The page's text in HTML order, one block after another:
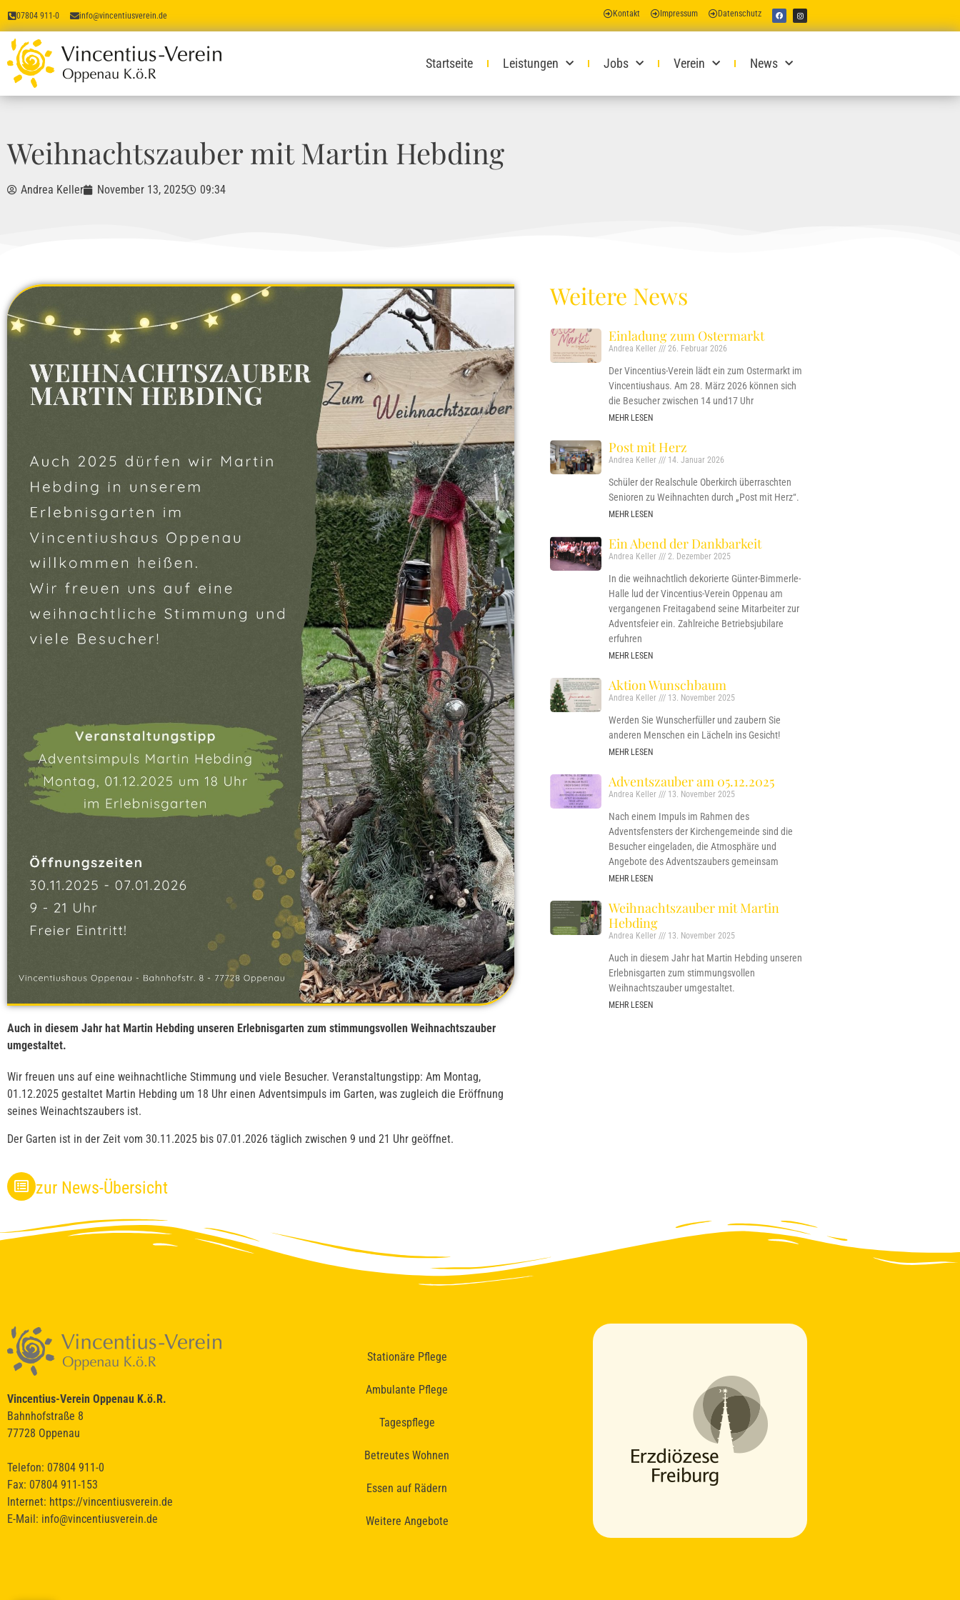
07804 911-0 info@vincentiusverein.de Kontakt Impressum Datenschutz
Startseite Leistungen Jobs Verein News
Weihnachtszauber mit Martin Hebding
Andrea Keller November 13, 2025 09:34
Auch in diesem Jahr hat Martin Hebding unseren Erlebnisgarten zum stimmungsvollen Weihnachtszauber
umgestaltet.
Wir freuen uns auf eine weihnachtliche Stimmung und viele Besucher. Veranstaltungstipp: Am Montag,
01.12.2025 gestaltet Martin Hebding um 18 Uhr einen Adventsimpuls im Garten, was zugleich die Eröffnung
seines Weinachtszaubers ist.
Der Garten ist in der Zeit vom 30.11.2025 bis 07.01.2026 täglich zwischen 9 und 21 Uhr geöffnet.
zur News-Übersicht
Weitere News
Einladung zum Ostermarkt
Andrea Keller 26. Februar 2026
Der Vincentius-Verein lädt ein zum Ostermarkt im
Vincentiushaus. Am 28. März 2026 können sich
die Besucher zwischen 14 und17 Uhr
MEHR LESEN
Post mit Herz
Andrea Keller 14. Januar 2026
Schüler der Realschule Oberkirch überraschten
Senioren zu Weihnachten durch „Post mit Herz“.
MEHR LESEN
Ein Abend der Dankbarkeit
Andrea Keller 2. Dezember 2025
In die weihnachtlich dekorierte Günter-Bimmerle-
Halle lud der Vincentius-Verein Oppenau am
vergangenen Freitagabend seine Mitarbeiter zur
Adventsfeier ein. Zahlreiche Betriebsjubilare
erfuhren
MEHR LESEN
Aktion Wunschbaum
Andrea Keller 13. November 2025
Werden Sie Wunscherfüller und zaubern Sie
anderen Menschen ein Lächeln ins Gesicht!
MEHR LESEN
Adventszauber am 05.12.2025
Andrea Keller 13. November 2025
Nach einem Impuls im Rahmen des
Adventsfensters der Kirchengemeinde sind die
Besucher eingeladen, die Atmosphäre und
Angebote des Adventszaubers gemeinsam
MEHR LESEN
Weihnachtszauber mit Martin
Hebding
Andrea Keller 13. November 2025
Auch in diesem Jahr hat Martin Hebding unseren
Erlebnisgarten zum stimmungsvollen
Weihnachtszauber umgestaltet.
MEHR LESEN
Vincentius-Verein Oppenau K.ö.R.
Bahnhofstraße 8
77728 Oppenau
Telefon: 07804 911-0
Fax: 07804 911-153
Internet: https://vincentiusverein.de
E-Mail: info@vincentiusverein.de
Stationäre Pflege
Ambulante Pflege
Tagespflege
Betreutes Wohnen
Essen auf Rädern
Weitere Angebote
Online
Um den Chat zu nutzen, stimme bitte der Verarbeitung deiner
Deine Daten werden nicht an Dritte weitergegeben.